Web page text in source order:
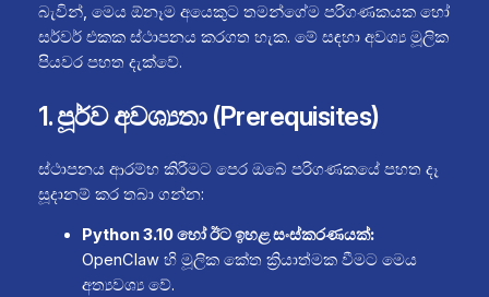
බැවින්, මෙය ඕනෑම අයෙකුට තමන්ගේම පරිගණකයක හෝ
සර්වර් එකක ස්ථාපනය කරගත හැක. මේ සඳහා අවශ්‍ය මූලික
පියවර පහත දැක්වේ.
1. පූර්ව අවශ්‍යතා (Prerequisites)
ස්ථාපනය ආරම්භ කිරීමට පෙර ඔබේ පරිගණකයේ පහත දෑ
සූදානම් කර තබා ගන්න:
Python 3.10 හෝ ඊට ඉහළ සංස්කරණයක්:
OpenClaw හි මූලික කේත ක්‍රියාත්මක වීමට මෙය
අත්‍යවශ්‍ය වේ.